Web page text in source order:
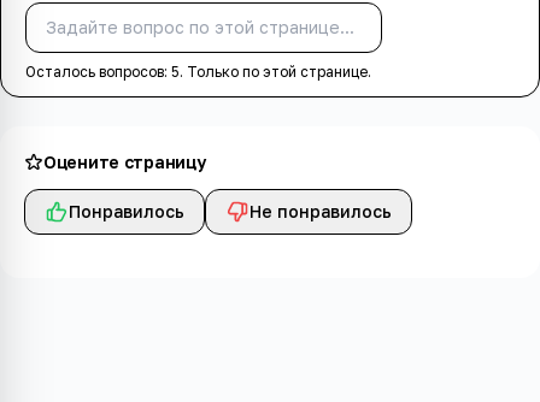
Осталось вопросов: 5. Только по этой странице.
Оцените страницу
Понравилось Не понравилось